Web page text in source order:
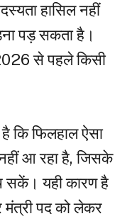
हासिल नहीं
पड़ सकता है।
से पहले किसी
कि फिलहाल ऐसा
आ रहा है, जिसके
सकें। यही कारण है
मंत्री पद को लेकर